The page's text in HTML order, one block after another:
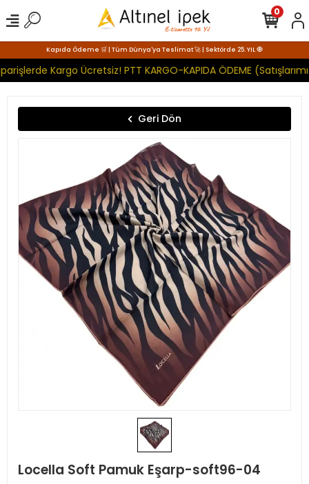
Kapıda Ödeme 🛒 | Tüm Dünya'ya Teslimat 🚀 | Sektörde 25. YIL 🧿
Kargo Ücretsiz! PTT KARGO-KAPIDA ÖDEME
0
Geri Dön
Locella Soft Pamuk Eşarp-soft96-04